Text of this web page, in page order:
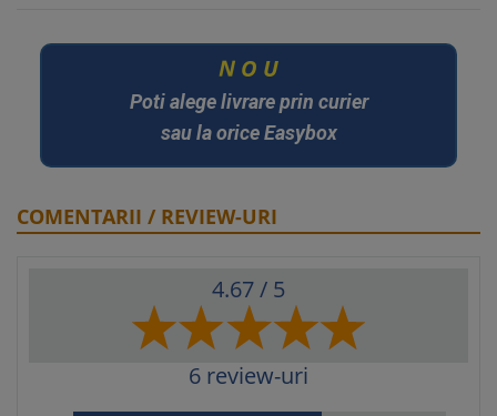
N O U
Poti alege livrare prin curier
sau la orice Easybox
COMENTARII / REVIEW-URI
4.67/ 5
6 review-uri